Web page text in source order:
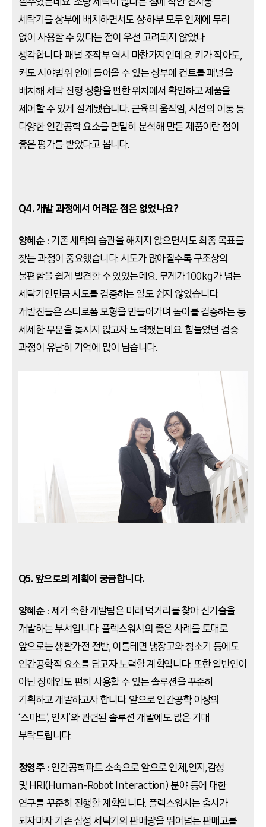
세탁기를 상부에 배치하면서도 상·하부 모두 인체에 무리
없이 사용할 수 있다는 점이 우선 고려되지 않았나
생각합니다. 패널 조작부 역시 마찬가지인데요. 키가 작아도,
커도 시야범위 안에 들어올 수 있는 상부에 컨트롤 패널을
배치해 세탁 진행 상황을 편한 위치에서 확인하고 제품을
제어할 수 있게 설계됐습니다. 근육의 움직임, 시선의 이동 등
다양한 인간공학 요소를 면밀히 분석해 만든 제품이란 점이
좋은 평가를 받았다고 봅니다.
Q4. 개발 과정에서 어려운 점은 없었나요?
양혜순: 기존 세탁의 습관을 해치지 않으면서도 최종 목표를
찾는 과정이 중요했습니다. 시도가 많아질수록 구조상의
불편함을 쉽게 발견할 수 있었는데요. 무게가 100kg가 넘는
세탁기인만큼 시도를 검증하는 일도 쉽지 않았습니다.
개발진들은 스티로폼 모형을 만들어가며 높이를 검증하는 등
세세한 부분을 놓치지 않고자 노력했는데요. 힘들었던 검증
과정이 유난히 기억에 많이 남습니다.
Q5. 앞으로의 계획이 궁금합니다.
양혜순: 제가 속한 개발팀은 미래 먹거리를 찾아 신기술을
개발하는 부서입니다. 플렉스워시의 좋은 사례를 토대로
앞으로는 생활가전 전반, 이를테면 냉장고와 청소기 등에도
인간공학적 요소를 담고자 노력할 계획입니다. 또한 일반인이
아닌 장애인도 편히 사용할 수 있는 솔루션을 꾸준히
기획하고 개발하고자 합니다. 앞으로 인간공학 이상의
‘스마트’, 인지’와 관련된 솔루션 개발에도 많은 기대
부탁드립니다.
정영주: 인간공학파트 소속으로 앞으로 인체,인지,감성
및 HRI(Human-Robot Interaction) 분야 등에 대한
연구를 꾸준히 진행할 계획입니다. 플렉스워시는 출시가
되자마자 기존 삼성 세탁기의 판매량을 뛰어넘는 판매고를